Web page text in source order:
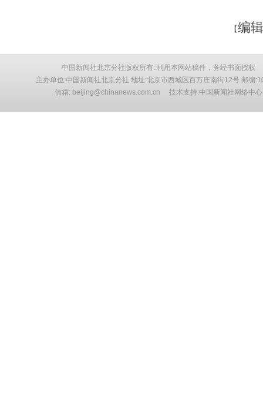
【编
中国新闻社北京分社版权所有::刊用本网站稿件，务经书面授权
主办单位:中国新闻社北京分社 地址:北京市西城区百万庄南街12号 邮编
信箱: beijing@chinanews.com.cn 技术支持:中国新闻社网络中心